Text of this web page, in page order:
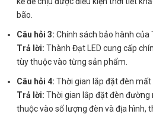
bão.
Câu hỏi 3: Chính sách bảo hành của
Trả lời: Thành Đạt LED cung cấp
tùy thuộc vào từng sản phẩm.
Câu hỏi 4: Thời gian lắp đặt đèn mất
Trả lời: Thời gian lắp đặt đèn
thuộc vào số lượng đèn và địa hình,